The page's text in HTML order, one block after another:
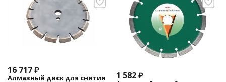
16 717₽
Алмазный диск для снятия
1 582₽